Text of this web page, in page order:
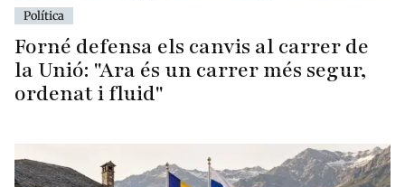
Política
Forné defensa els canvis al carrer de
la Unió: "Ara és un carrer més segur,
ordenat i fluid"